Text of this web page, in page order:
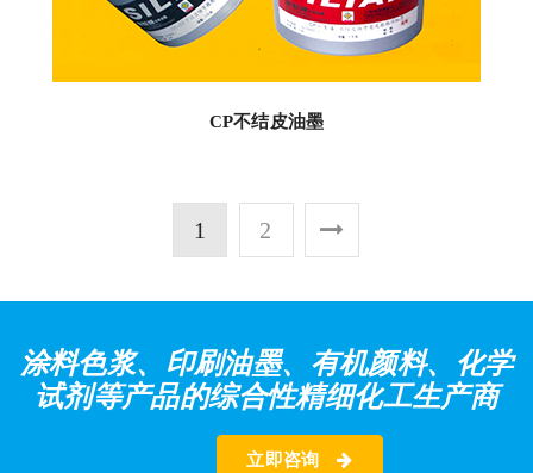
CP不结皮油墨
1 2
涂料色浆、印刷油墨、有机颜料、化学
试剂等产品的综合性精细化工生产商
立即咨询